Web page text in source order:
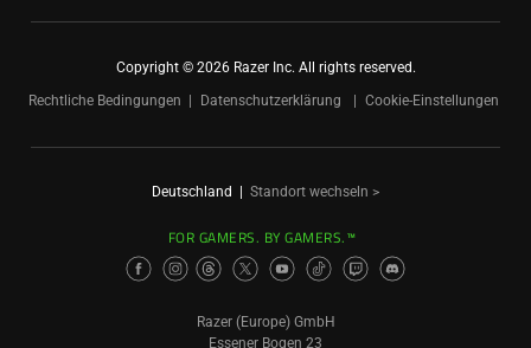
Copyright © 2026 Razer Inc. All rights reserved.
Rechtliche Bedingungen
Datenschutzerklärung Cookie-Einstellungen
Deutschland Standort wechseln >
FOR GAMERS. BY GAMERS.™
Razer (Europe) GmbH
Essener Bogen 23